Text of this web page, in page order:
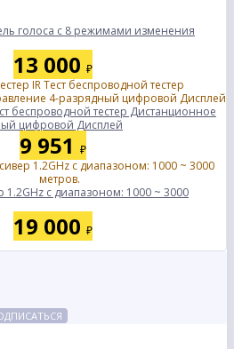
голоса с 8 режимами изменения
13 000 ₽
беспроводной тестер Дистанционное
цифровой Дисплей
9 951 ₽
1.2GHz с диапазоном: 1000 ~ 3000
19 000 ₽